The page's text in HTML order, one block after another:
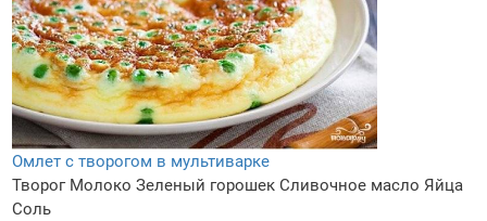
Омлет с творогом в мультиварке
Творог Молоко Зеленый горошек Сливочное масло Яйца
Соль